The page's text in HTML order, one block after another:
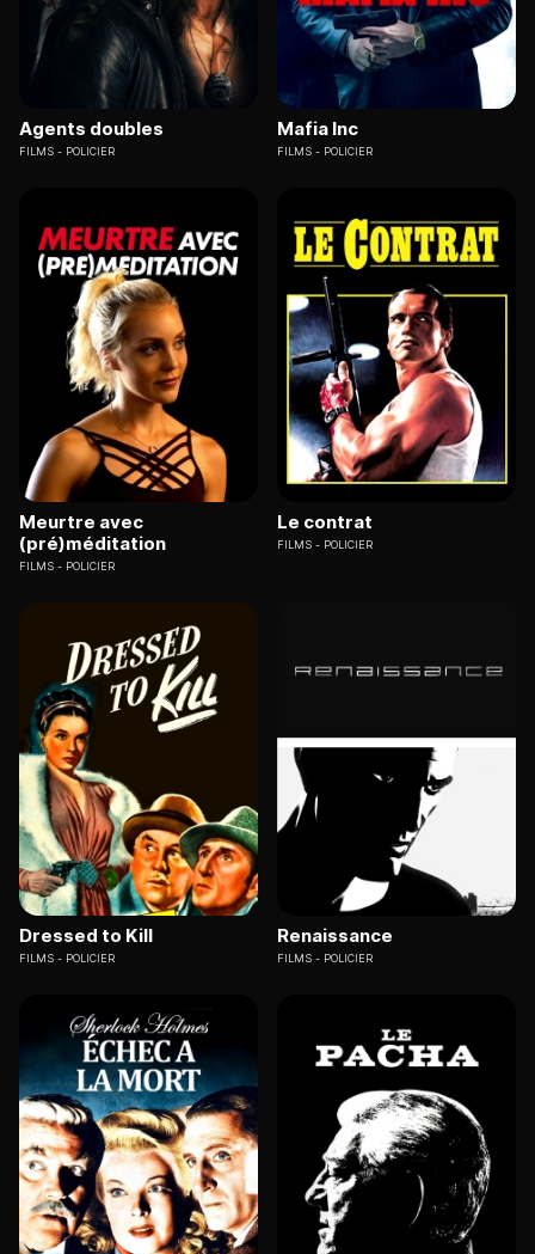
Agents doubles
FILMS POLICIER
Mafia Inc
FILMS POLICIER
Meurtre avec
(pré)méditation
FILMS POLICIER
Le contrat
FILMS POLICIER
Dressed to Kill
FILMS POLICIER
Renaissance
FILMS POLICIER